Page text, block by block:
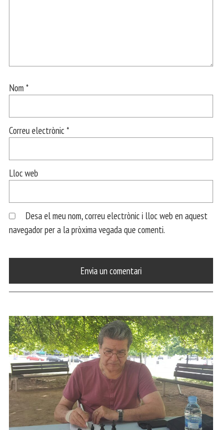
Nom *
Correu electrònic *
Lloc web
Desa el meu nom, correu electrònic i lloc web en aquest
navegador per a la pròxima vegada que comenti.